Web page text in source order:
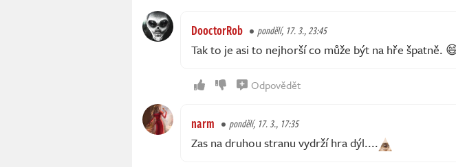
DooctorRob pondělí, 17. 3., 23:45
Tak to je asi to nejhorší co může být na hře špatně.
Odpovědět
narm pondělí, 17. 3., 17:35
Zas na druhou stranu vydrží hra dýl....